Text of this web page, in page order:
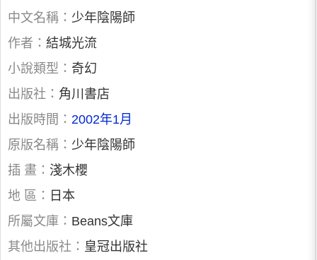
中文名稱： 少年陰陽師
作者： 結城光流
小說類型： 奇幻
出版社： 角川書店
出版時間： 2002年1月
原版名稱： 少年陰陽師
插 畫： 淺木櫻
地 區： 日本
所屬文庫： Beans文庫
其他出版社： 皇冠出版社